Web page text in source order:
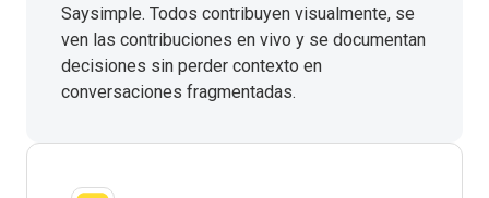
Saysimple. Todos contribuyen visualmente, se
ven las contribuciones en vivo y se documentan
decisiones sin perder contexto en
conversaciones fragmentadas.